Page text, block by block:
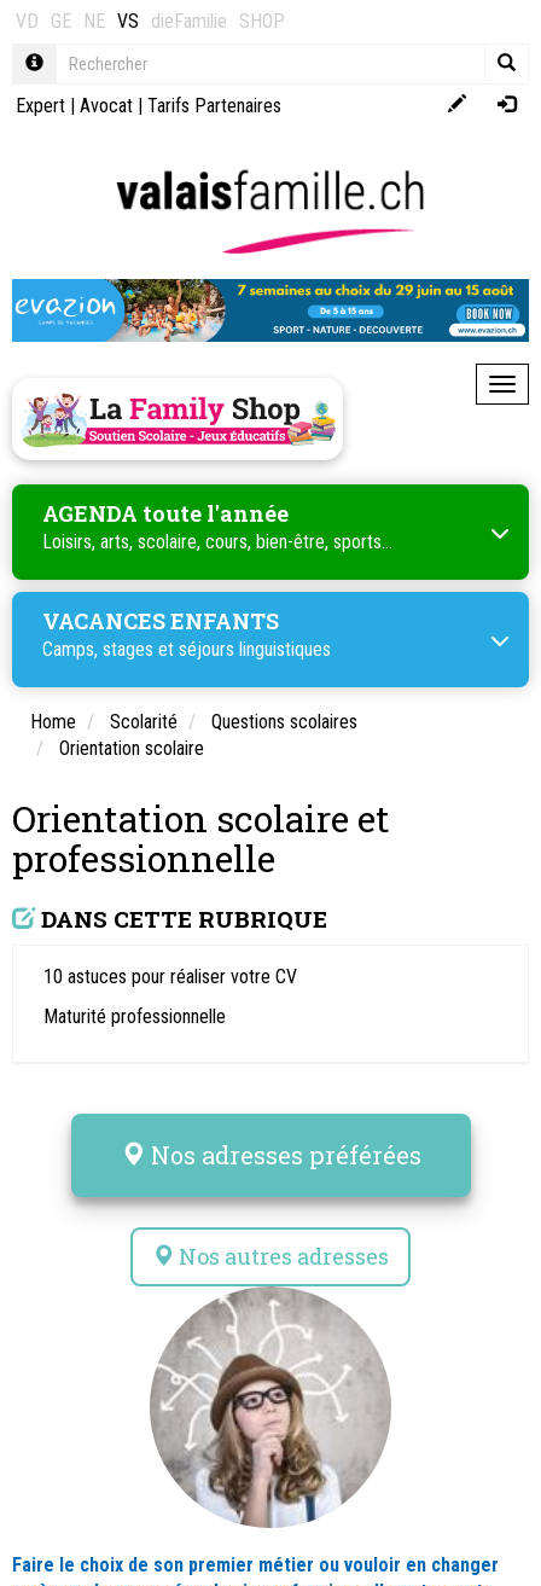
VD GE NE VS dieFamilie SHOP
Expert | Avocat | Tarifs Partenaires
AGENDA toute l'année
Loisirs, arts, scolaire, cours, bien-être, sports...
VACANCES ENFANTS
Camps, stages et séjours linguistiques
Home Scolarité
Questions scolaires
Orientation scolaire
Orientation scolaire et
professionnelle
DANS CETTE RUBRIQUE
10 astuces pour réaliser votre CV
Maturité professionnelle
Nos adresses préférées
Nos autres adresses
Faire le choix de son premier métier ou vouloir en changer